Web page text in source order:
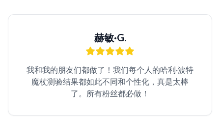
赫敏·G.
我和我的朋友们都做了！我们每个人的哈利·波特
魔杖测验结果都如此不同和个性化，真是太棒
了。所有粉丝都必做！